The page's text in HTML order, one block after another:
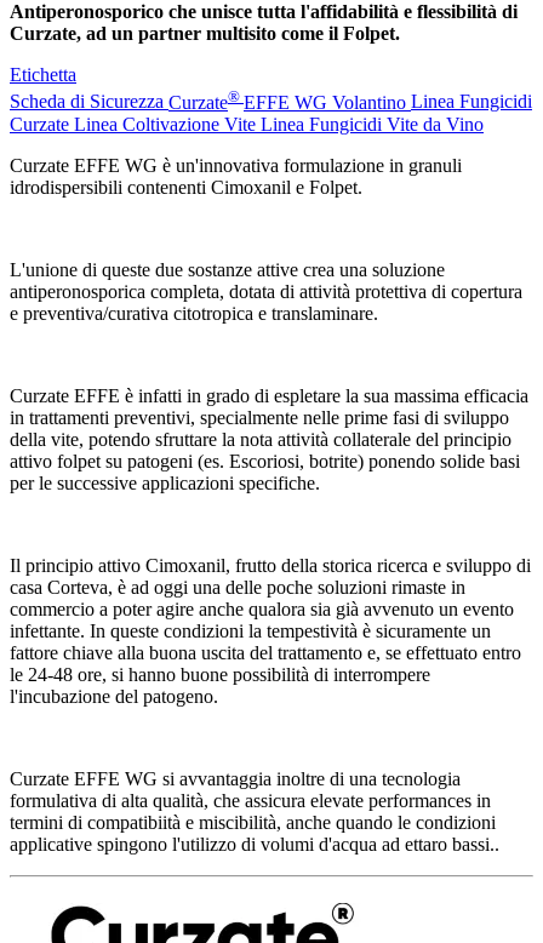
Antiperonosporico che unisce tutta l'affidabilità e flessibilità di
Curzate, ad un partner multisito come il Folpet.
Etichetta
Scheda di Sicurezza Curzate® EFFE WG Volantino Linea Fungicidi
Curzate Linea Coltivazione Vite Linea Fungicidi Vite da Vino
Curzate EFFE WG è un'innovativa formulazione in granuli
idrodispersibili contenenti Cimoxanil e Folpet.
L'unione di queste due sostanze attive crea una soluzione
antiperonosporica completa, dotata di attività protettiva di copertura
e preventiva/curativa citotropica e translaminare.
Curzate EFFE è infatti in grado di espletare la sua massima efficacia
in trattamenti preventivi, specialmente nelle prime fasi di sviluppo
della vite, potendo sfruttare la nota attività collaterale del principio
attivo folpet su patogeni (es. Escoriosi, botrite) ponendo solide basi
per le successive applicazioni specifiche.
Il principio attivo Cimoxanil, frutto della storica ricerca e sviluppo di
casa Corteva, è ad oggi una delle poche soluzioni rimaste in
commercio a poter agire anche qualora sia già avvenuto un evento
infettante. In queste condizioni la tempestività è sicuramente un
fattore chiave alla buona uscita del trattamento e, se effettuato entro
le 24-48 ore, si hanno buone possibilità di interrompere
l'incubazione del patogeno.
Curzate EFFE WG si avvantaggia inoltre di una tecnologia
formulativa di alta qualità, che assicura elevate performances in
termini di compatibiità e miscibilità, anche quando le condizioni
applicative spingono l'utilizzo di volumi d'acqua ad ettaro bassi..